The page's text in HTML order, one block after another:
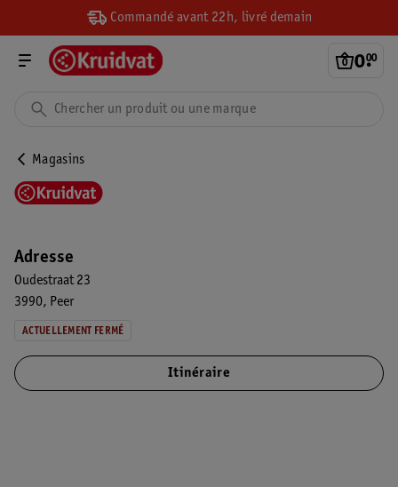
Commandé avant 22h, livré demain
0.
00
Magasins
Adresse
Oudestraat 23
3990
Peer
ACTUELLEMENT FERMÉ
Itinéraire